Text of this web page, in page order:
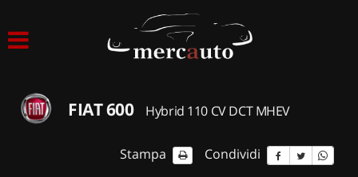
ACQUISTIAMO USATO
FIAT 600 Hybrid 110 CV DCT MHEV
Stampa Condividi